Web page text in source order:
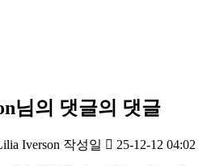
님의 댓글의 댓글
Iverson 작성일 25-12-12 04:02